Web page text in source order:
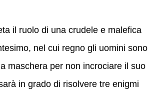
il ruolo di una crudele e malefica
nel cui regno gli uomini sono
maschera per non incrociare il suo
in grado di risolvere tre enigmi